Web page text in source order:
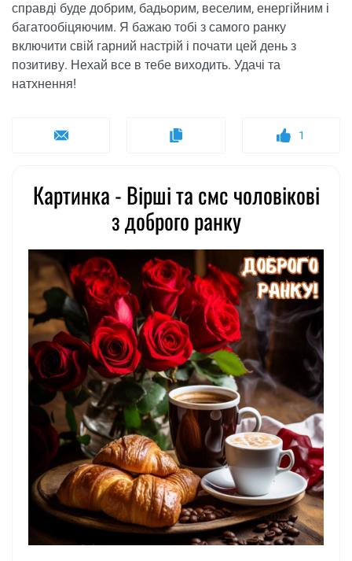
справді буде добрим, бадьорим, веселим, енергійним і
багатообіцяючим. Я бажаю тобі з самого ранку
включити свій гарний настрій і почати цей день з
позитиву. Нехай все в тебе виходить. Удачі та
натхнення!
1
Картинка - Вірші та смс чоловікові
з доброго ранку